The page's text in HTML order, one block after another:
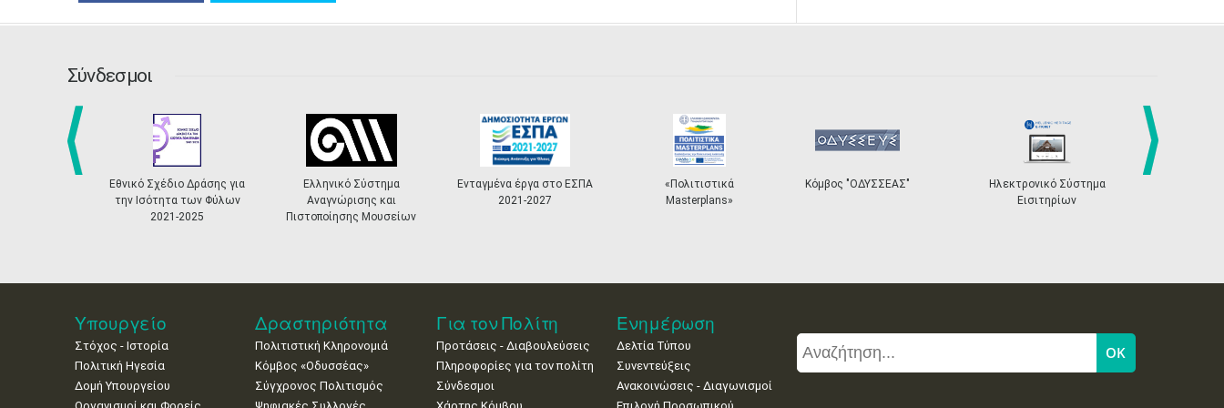
Σύνδεσμοι
Εθνικό Σχέδιο Δράσης για
την Ισότητα των Φύλων
Ελληνικό Σύστημα
Αναγνώρισης και
Πιστοποίησης Μουσείων
Ενταγμένα έργα στο ΕΣΠΑ
«Πολιτιστικά
Κόμβος "ΟΔΥΣΣΕΑΣ"
Ηλεκτρονικό Σύστημα
«Η Ευρώπη σου»
Υπουργείο
Στόχος - Ιστορία
Πολιτική Ηγεσία
Δομή Υπουργείου
Δραστηριότητα
Πολιτιστική Κληρονομιά
Κόμβος «Οδυσσέας»
Σύγχρονος Πολιτισμός
Για τον Πολίτη
Προτάσεις - Διαβουλεύσεις
Πληροφορίες για τον πολίτη
Σύνδεσμοι
Ενημέρωση
Δελτία Τύπου
Συνεντεύξεις
Ανακοινώσεις - Διαγωνισμοί